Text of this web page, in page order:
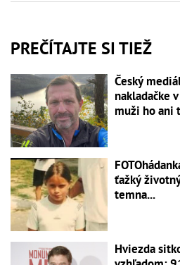
PREČÍTAJTE SI TIEŽ
Český
nakladačke
muži ho ani
ťažký
temna...
Hviezda